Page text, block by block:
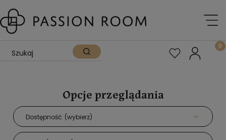
Opcje przeglądania
Dostępność: (wybierz)